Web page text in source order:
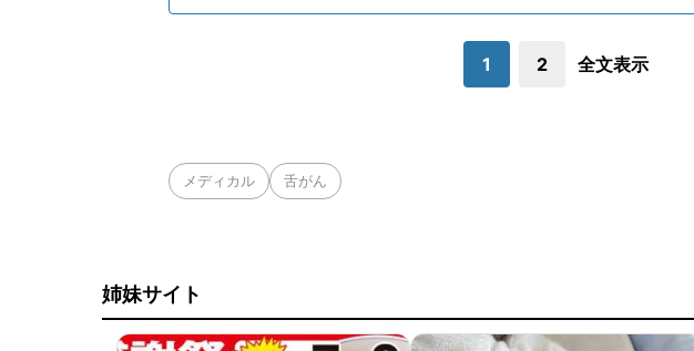
1 2 全文表示
メディカル 舌がん
姉妹サイト